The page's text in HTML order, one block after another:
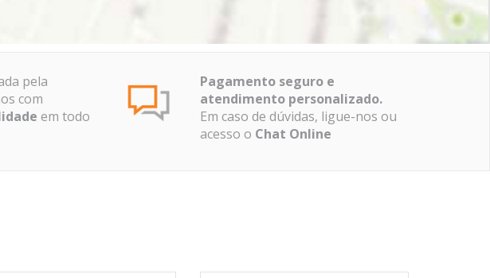
pela
com
em todo
Pagamento seguro e
atendimento personalizado.
Em caso de dúvidas, ligue-nos ou
acesso o Chat Online